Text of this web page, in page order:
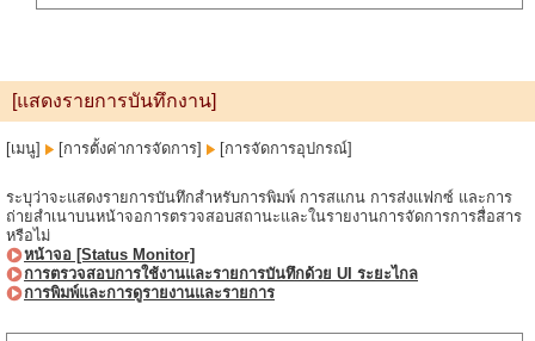
[แสดงรายการบันทึกงาน]
[เมนู] [การตั้งค่าการจัดการ] [การจัดการอุปกรณ์]
ระบุว่าจะแสดงรายการบันทึกสำหรับการพิมพ์ การสแกน การส่งแฟกซ์ และการ
ถ่ายสำเนาบนหน้าจอการตรวจสอบสถานะและในรายงานการจัดการการสื่อสาร
หรือไม่
หน้าจอ [Status Monitor]
การตรวจสอบการใช้งานและรายการบันทึกด้วย UI ระยะไกล
การพิมพ์และการดูรายงานและรายการ